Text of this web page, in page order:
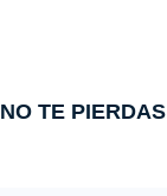
NO TE PIERDAS